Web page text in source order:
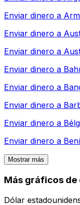
Enviar dinero a
Enviar dinero a
Enviar dinero a
Enviar dinero a
Enviar dinero a
Enviar dinero a
Enviar dinero a
Enviar dinero a
Mostrar más
Más gráficos de
Dólar